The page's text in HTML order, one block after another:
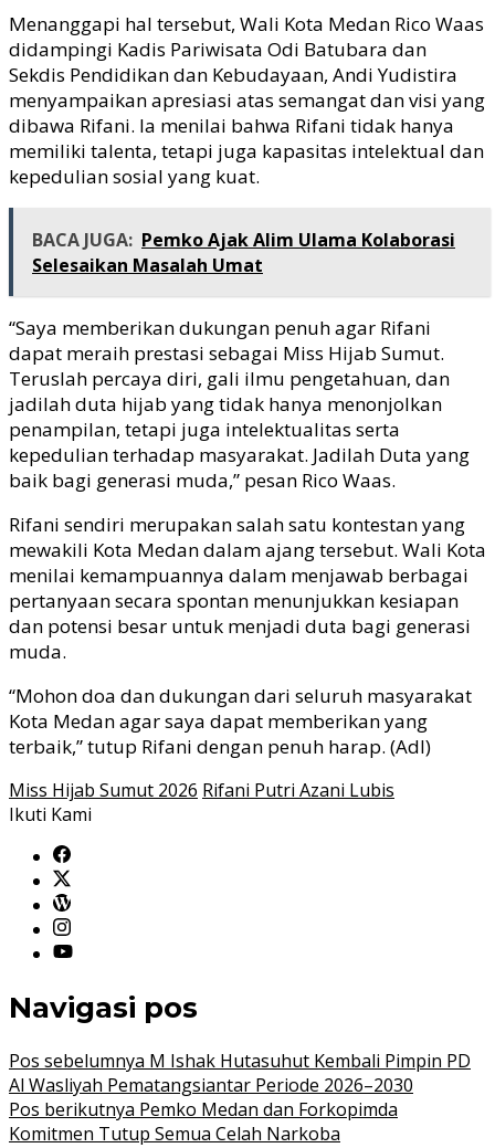
Menanggapi hal tersebut, Wali Kota Medan Rico Waas
didampingi Kadis Pariwisata Odi Batubara dan
Sekdis Pendidikan dan Kebudayaan, Andi Yudistira
menyampaikan apresiasi atas semangat dan visi yang
dibawa Rifani. Ia menilai bahwa Rifani tidak hanya
memiliki talenta, tetapi juga kapasitas intelektual dan
kepedulian sosial yang kuat.
BACA JUGA: Pemko Ajak Alim Ulama Kolaborasi
Selesaikan Masalah Umat
“Saya memberikan dukungan penuh agar Rifani
dapat meraih prestasi sebagai Miss Hijab Sumut.
Teruslah percaya diri, gali ilmu pengetahuan, dan
jadilah duta hijab yang tidak hanya menonjolkan
penampilan, tetapi juga intelektualitas serta
kepedulian terhadap masyarakat. Jadilah Duta yang
baik bagi generasi muda,” pesan Rico Waas.
Rifani sendiri merupakan salah satu kontestan yang
mewakili Kota Medan dalam ajang tersebut. Wali Kota
menilai kemampuannya dalam menjawab berbagai
pertanyaan secara spontan menunjukkan kesiapan
dan potensi besar untuk menjadi duta bagi generasi
muda.
“Mohon doa dan dukungan dari seluruh masyarakat
Kota Medan agar saya dapat memberikan yang
terbaik,” tutup Rifani dengan penuh harap. (Adl)
Miss Hijab Sumut 2026 Rifani Putri Azani Lubis
Ikuti Kami
Navigasi pos
Pos sebelumnya M Ishak Hutasuhut Kembali Pimpin PD
Al Wasliyah Pematangsiantar Periode 2026–2030
Pos berikutnya Pemko Medan dan Forkopimda
Komitmen Tutup Semua Celah Narkoba